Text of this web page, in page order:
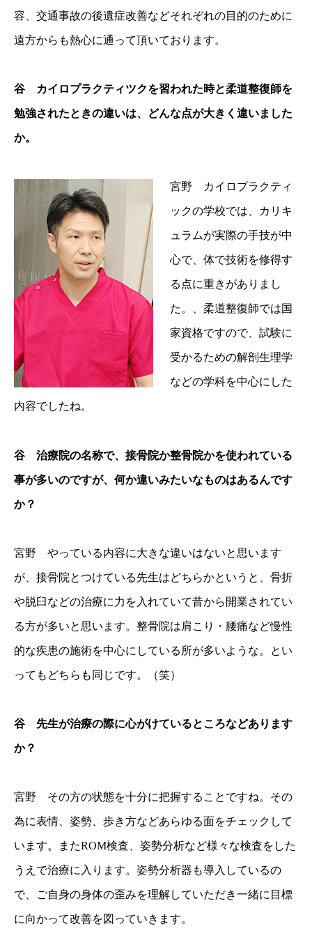
容、交通事故の後遺症改善などそれぞれの目的のために
遠方からも熱心に通って頂いております。
谷 カイロプラクティツクを習われた時と柔道整復師を
勉強されたときの違いは、どんな点が大きく違いました
か。
宮野 カイロプラクティ
ックの学校では、カリキ
ュラムが実際の手技が中
心で、体で技術を修得す
る点に重きがありまし
た。、柔道整復師では国
家資格ですので、試験に
受かるための解剖生理学
などの学科を中心にした
内容でしたね。
谷 治療院の名称で、接骨院か整骨院かを使われている
事が多いのですが、何か違いみたいなものはあるんです
か？
宮野 やっている内容に大きな違いはないと思います
が、接骨院とつけている先生はどちらかというと、骨折
や脱臼などの治療に力を入れていて昔から開業されてい
る方が多いと思います。整骨院は肩こり・腰痛など慢性
的な疾患の施術を中心にしている所が多いような。とい
ってもどちらも同じです。（笑）
谷 先生が治療の際に心がけているところなどあります
か？
宮野 その方の状態を十分に把握することですね。その
為に表情、姿勢、歩き方などあらゆる面をチェックして
います。またROM検査、姿勢分析など様々な検査をした
うえで治療に入ります。姿勢分析器も導入しているの
で、ご自身の身体の歪みを理解していただき一緒に目標
に向かって改善を図っていきます。